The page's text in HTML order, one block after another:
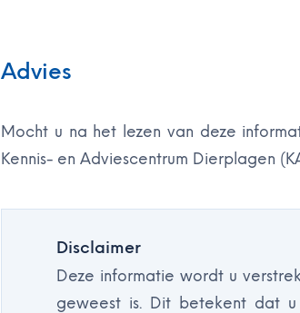
Advies
Mocht u na het lezen van deze
Kennis- en Adviescentrum Dierplagen
Disclaimer
Deze informatie wordt u
geweest is. Dit betekent dat